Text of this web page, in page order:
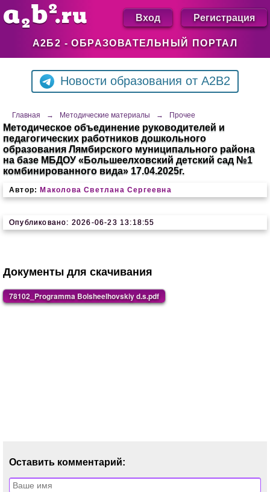
А2Б2 - ОБРАЗОВАТЕЛЬНЫЙ ПОРТАЛ
Вход Регистрация
Новости образования от A2B2
Главная → Методические материалы → Прочее
Методическое объединение руководителей и
педагогических работников дошкольного
образования Лямбирского муниципального района
на базе МБДОУ «Большеелховский детский сад №1
комбинированного вида» 17.04.2025г.
Автор: Маколова Светлана Сергеевна
Опубликовано: 2026-06-23 13:18:55
Документы для скачивания
78102_Programma Bolsheelhovskiy d.s.pdf
Оставить комментарий: